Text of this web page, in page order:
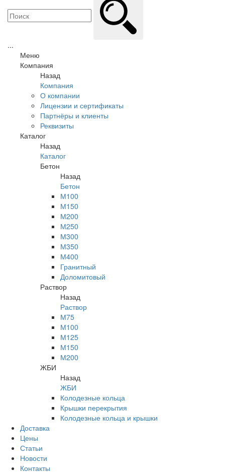
...
Меню
Компания
Назад
Компания
О компании
Лицензии и сертификаты
Партнёры и клиенты
Реквизиты
Каталог
Назад
Каталог
Бетон
Назад
Бетон
М100
М150
М200
М250
М300
М350
М400
Гранитный
Доломитовый
Раствор
Назад
Раствор
М75
М100
М125
М150
М200
ЖБИ
Назад
ЖБИ
Колодезные кольца
Крышки перекрытия
Колодезные кольца и крышки
Доставка
Цены
Статьи
Новости
Контакты